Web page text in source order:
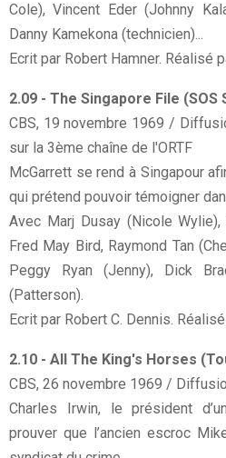
Cole), Vincent Eder (Johnny
Danny Kamekona (technicien)...
Ecrit par Robert Hamner. Réalisé
2.09 - The Singapore File (SOS
CBS, 19 novembre 1969 /
sur la 3ème chaîne de l'ORTF
McGarrett se rend à Singapour
qui prétend pouvoir témoigner
Avec Marj Dusay (Nicole Wylie),
Fred May Bird, Raymond Tan
Peggy Ryan (Jenny), Dick
(Patterson).
Ecrit par Robert C. Dennis.
2.10 - All The King's Horses
CBS, 26 novembre 1969 /
Charles Irwin, le président
prouver que l’ancien escroc